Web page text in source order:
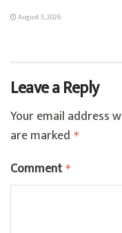
August 3, 2026
Leave a Reply
Your email address
are marked *
Comment *